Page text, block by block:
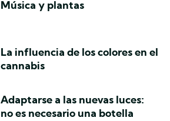
Música y plantas
La influencia de los colores en el
cannabis
Adaptarse a las nuevas luces:
no es necesario una botella